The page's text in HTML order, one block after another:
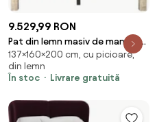
9.529,99 RON
Pat din lemn masiv de mango,
160x200 cm, „Dharma”
137×160×200 cm, cu picioare,
din lemn
În stoc
Livrare gratuită